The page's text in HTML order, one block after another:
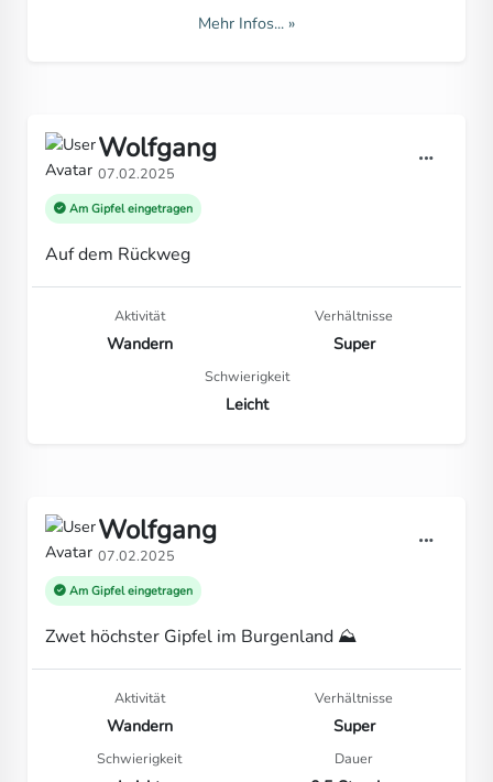
Mehr Infos... »
Wolfgang
07.02.2025
Am Gipfel eingetragen
Auf dem Rückweg
Aktivität
Wandern
Verhältnisse
Super
Schwierigkeit
Leicht
Wolfgang
07.02.2025
Am Gipfel eingetragen
Zwet höchster Gipfel im Burgenland ⛰️
Aktivität
Wandern
Verhältnisse
Super
Schwierigkeit Dauer